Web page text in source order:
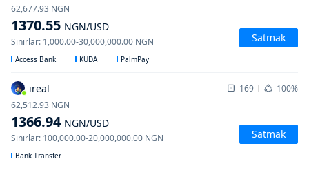
1370.55 NGN/USD
62,677.93 NGN
Sınırlar: 1,000.00-30,000,000.00 NGN Satmak
Access Bank KUDA PalmPay
ireal 169 100%
1366.94 NGN/USD
62,512.93 NGN
Sınırlar: 100,000.00-20,000,000.00 NGN Satmak
Bank Transfer